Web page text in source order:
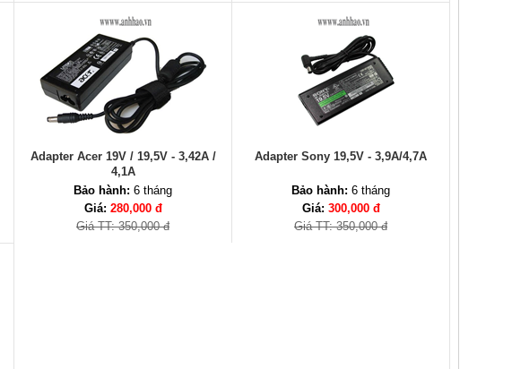
Adapter Acer 19V / 19,5V - 3,42A /
4,1A
Bảo hành: 6 tháng
Giá: 280,000 đ
Giá TT: 350,000 đ
Adapter Sony 19,5V - 3,9A/4,7A
Bảo hành: 6 tháng
Giá: 300,000 đ
Giá TT: 350,000 đ